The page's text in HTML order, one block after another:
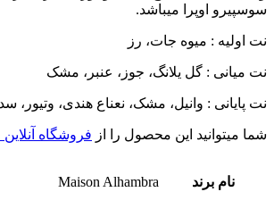
سوسپیرو اوپرا میباشد.
نت اولیه : میوه جات، رز
نت میانی : گل یلانگ، جوز، عنبر، مشک
نت پایانی : وانیل، مشک، نعناع هندی، وتیور،
شما میتوانید این محصول را از فروشگاه
نام برند Maison Alhambra